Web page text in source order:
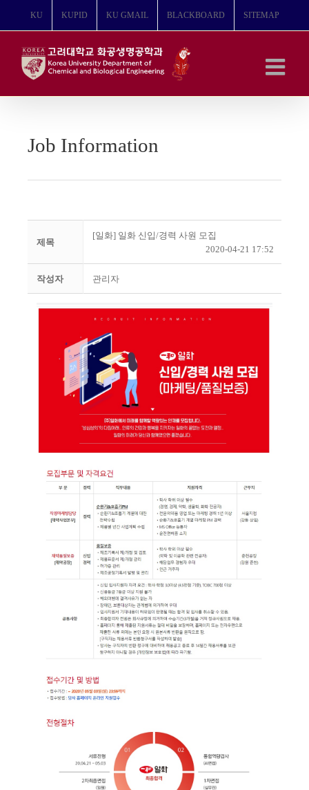
뛰
KU KUPID KU GMAIL BLACKBOARD SITEMAP
Job Information
제목
[일화] 일화 신입/경력 사원 모집
2020-04-21 17:52
작성자 관리자